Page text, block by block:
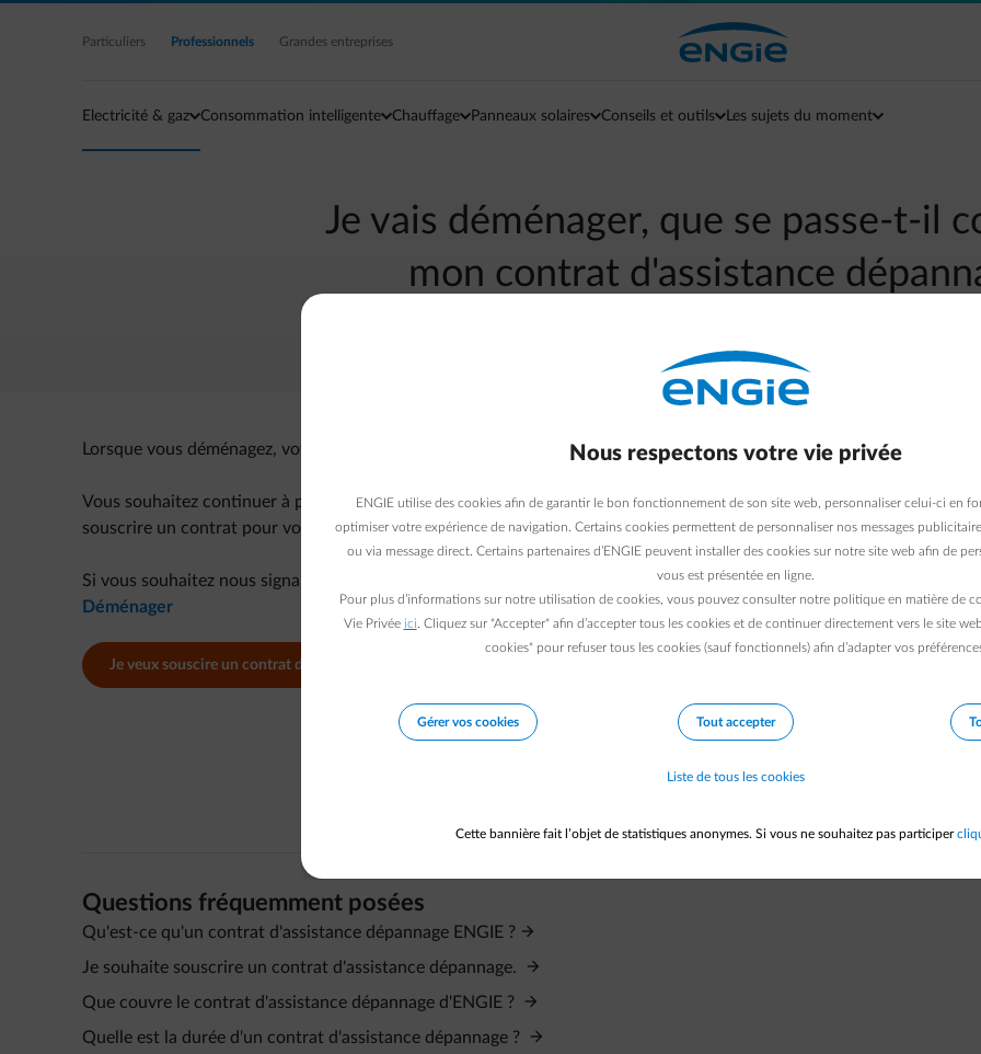
Accéder au contenu principal
Particuliers Professionnels Grandes entreprises
Electricité & gaz Consommation intelligente Chauffage Panneaux solaires Conseils et outils Les sujets du moment
Je vais déménager, que se passe-t-il
mon contrat d'assistance
Retour à la page contact
Lorsque vous déménagez, votre contrat énergie est résilié tout comme votre contrat d'assistance dépannage.
Vous souhaitez continuer à profiter des avantages du contrat d'assistance dépannage à votre nouvelle adresse ? Vous
souscrire un contrat pour votre nouvelle adresse.
Si vous souhaitez nous signaler un déménagement, vous pouvez le faire via ce lien :
Déménager
Je veux souscire un contrat d'assistance dépannage
Questions fréquemment posées
Qu'est-ce qu'un contrat d'assistance dépannage ENGIE ?
Je souhaite souscrire un contrat d'assistance dépannage.
Que couvre le contrat d'assistance dépannage d'ENGIE ?
Quelle est la durée d'un contrat d'assistance dépannage ?
Nous respectons votre vie privée
ENGIE utilise des cookies afin de garantir le bon fonctionnement de son site web, personnaliser celui-ci en
optimiser votre expérience de navigation. Certains cookies permettent de personnaliser nos messages
ou via message direct. Certains partenaires d’ENGIE peuvent installer des cookies sur notre site web afin de
vous est présentée en ligne.
Pour plus d’informations sur notre utilisation de cookies, vous pouvez consulter notre politique en matière de
Vie Privée ici . Cliquez sur "Accepter" afin d’accepter tous les cookies et de continuer directement vers le site
cookies" pour refuser tous les cookies (sauf fonctionnels) afin d’adapter vos
Gérer vos cookies Tout accepter
Liste de tous les cookies
Cette bannière fait l’objet de statistiques anonymes. Si vous ne souhaitez pas participer